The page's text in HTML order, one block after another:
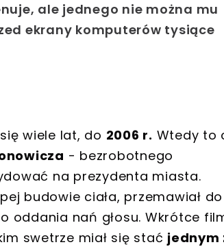
ale jednego nie można mu
ekrany komputerów tysiące
wiele lat, do 2006 r. Wtedy to
- bezrobotnego
na prezydenta miasta.
budowie ciała, przemawiał do
oddania nań głosu. Wkrótce
swetrze miał się stać jednym